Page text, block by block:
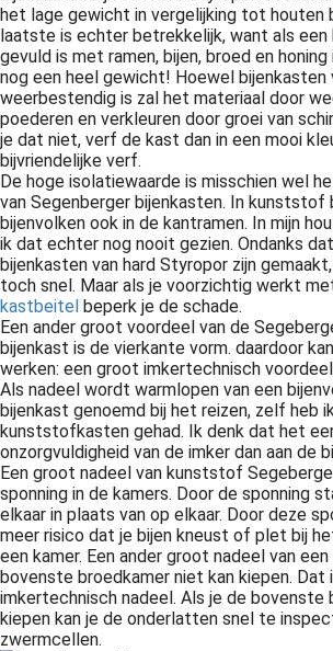
het lage gewicht in vergelijking tot houten
laatste is echter betrekkelijk, want als
gevuld is met ramen, bijen, broed en
nog een heel gewicht! Hoewel bijenkasten
weerbestendig is zal het materiaal door
poederen en verkleuren door groei van
je dat niet, verf de kast dan in een mooi
bijvriendelijke verf.
De hoge isolatiewaarde is misschien wel
van Segenberger bijenkasten. In kunststof
bijenvolken ook in de kantramen. In mijn
ik dat echter nog nooit gezien. Ondanks
bijenkasten van hard Styropor zijn
toch snel. Maar als je voorzichtig werkt
kastbeitel beperk je de schade.
Een ander groot voordeel van de
bijenkast is de vierkante vorm. daardoor
werken: een groot imkertechnisch
Als nadeel wordt warmlopen van een
bijenkast genoemd bij het reizen, zelf heb
kunststofkasten gehad. Ik denk dat het
onzorgvuldigheid van de imker dan aan de
Een groot nadeel van kunststof
sponning in de kamers. Door de sponning
elkaar in plaats van op elkaar. Door deze
meer risico dat je bijen kneust of plet bij
een kamer. Een ander groot nadeel van
bovenste broedkamer niet kan kiepen. Dat
imkertechnisch nadeel. Als je de bovenste
kiepen kan je de onderlatten snel te
zwermcellen.